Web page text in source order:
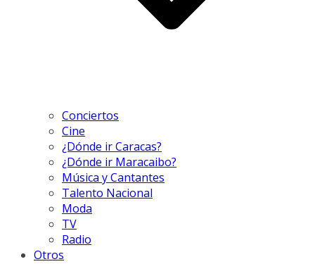
Conciertos
Cine
¿Dónde ir Caracas?
¿Dónde ir Maracaibo?
Música y Cantantes
Talento Nacional
Moda
TV
Radio
Otros